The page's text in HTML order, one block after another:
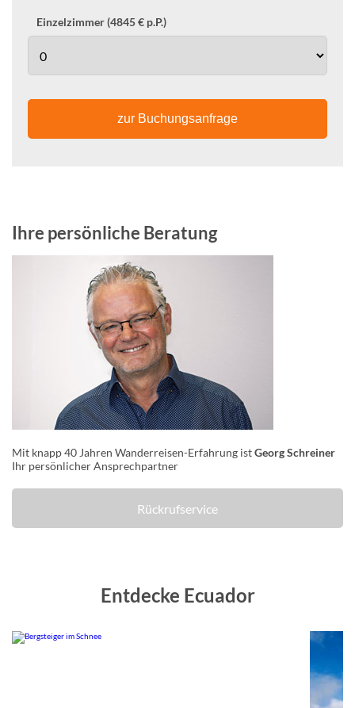
Einzelzimmer (4845 € p.P.)
zur Buchungsanfrage
Ihre persönliche Beratung
Mit knapp 40 Jahren Wanderreisen-Erfahrung istGeorg Schreiner
Ihr persönlicher Ansprechpartner
Rückrufservice
Entdecke Ecuador